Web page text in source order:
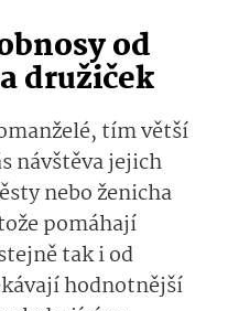
od
družiček
tím větší
návštěva jejich
nebo ženicha
pomáhají
tak i od
hodnotnější